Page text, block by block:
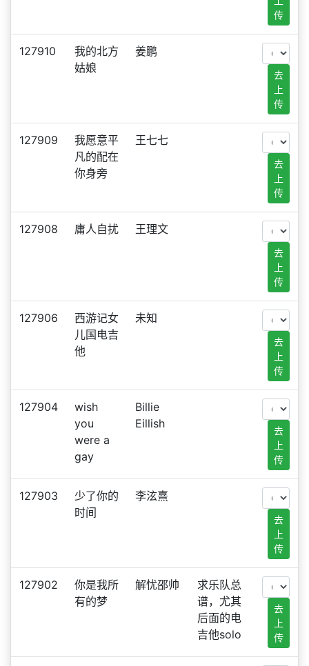
传
127910
我的北方
姑娘
姜鹏
去
上
传
127909
我愿意平
凡的配在
你身旁
王七七
去
上
传
127908 庸人自扰 王理文
去
上
传
127906
西游记女
儿国电吉
他
未知
去
上
传
127904
wish
you
were a
gay
Billie
Eillish
去
上
传
127903
少了你的
时间
李泫熹
去
上
传
127902
你是我所
有的梦
解忧邵帅
求乐队总
谱，尤其
后面的电
吉他solo
去
上
传